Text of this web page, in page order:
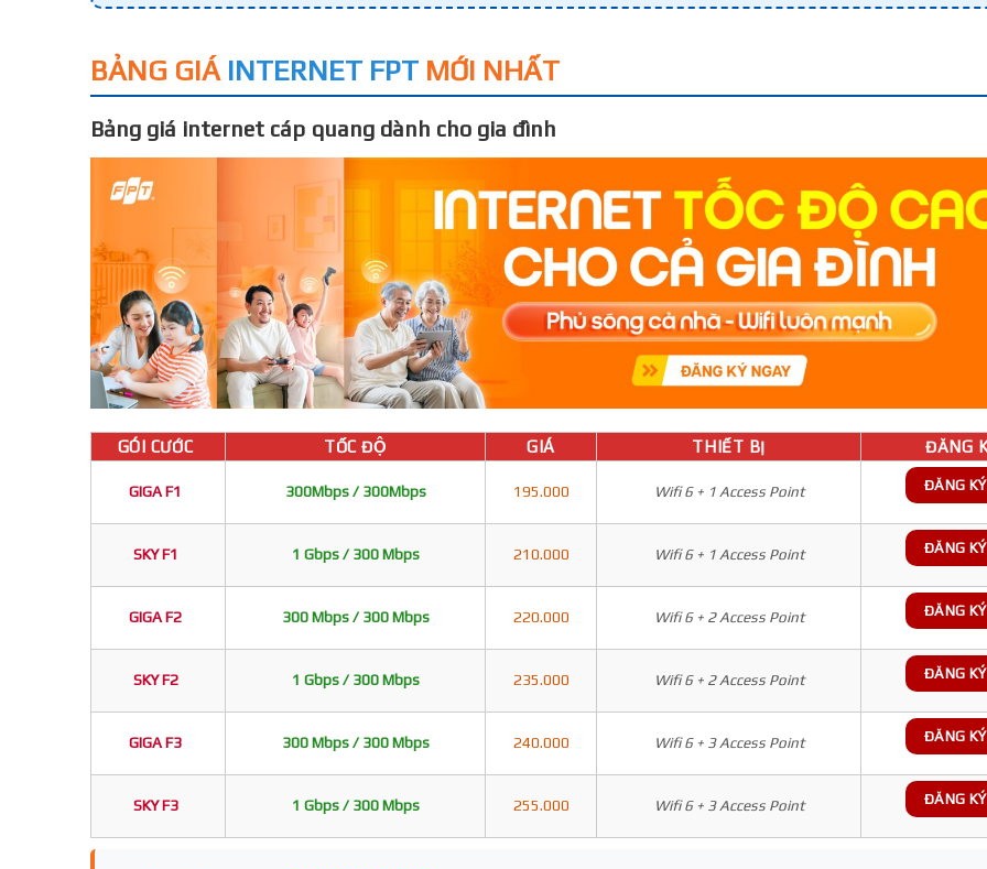
BẢNG GIÁ INTERNET FPT MỚI NHẤT
Bảng giá internet cáp quang dành cho gia đình
GÓI CƯỚC TỐC ĐỘ GIÁ THIẾT BỊ ĐĂNG
GIGA F1 300Mbps / 300Mbps 195.000 Wifi 6 + 1 Access Point ĐĂNG KÝ
SKY F1 1 Gbps / 300 Mbps 210.000 Wifi 6 + 1 Access Point ĐĂNG KÝ
GIGA F2 300 Mbps / 300 Mbps 220.000 Wifi 6 + 2 Access Point ĐĂNG KÝ
SKY F2 1 Gbps / 300 Mbps 235.000 Wifi 6 + 2 Access Point ĐĂNG KÝ
GIGA F3 300 Mbps / 300 Mbps 240.000 Wifi 6 + 3 Access Point ĐĂNG KÝ
SKY F3 1 Gbps / 300 Mbps 255.000 Wifi 6 + 3 Access Point ĐĂNG KÝ